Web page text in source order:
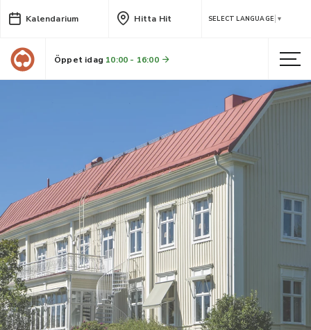
Kalendarium Hitta Hit SELECT LANGUAGE ▼
Öppet idag 10:00 - 16:00